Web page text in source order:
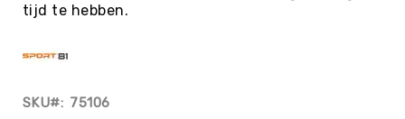
de
tijd te hebben.
SKU 75106